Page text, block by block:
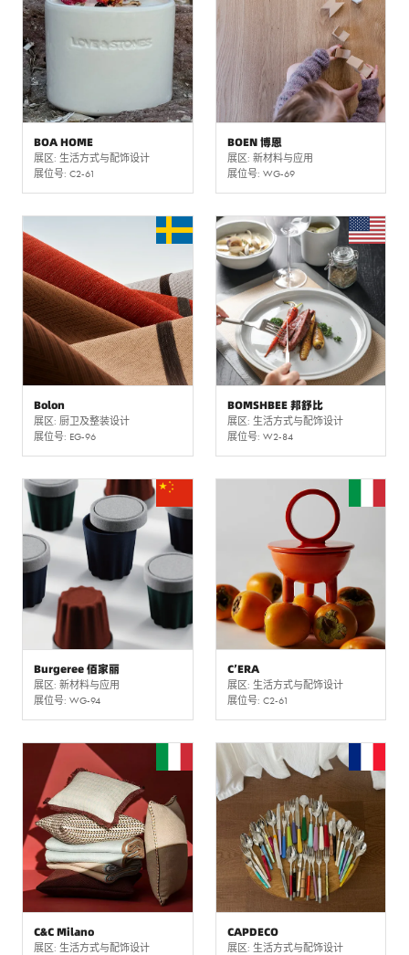
BOA HOME
展区: 生活方式与配饰设计
展位号: C2-61
BOEN 博恩
展区: 新材料与应用
展位号: WG-69
Bolon
展区: 厨卫及整装设计
展位号: EG-96
BOMSHBEE 邦舒比
展区: 生活方式与配饰设计
展位号: W2-84
Burgeree 佰家丽
展区: 新材料与应用
展位号: WG-94
C’ERA
展区: 生活方式与配饰设计
展位号: C2-61
C&C Milano
展区: 生活方式与配饰设计
CAPDECO
展区: 生活方式与配饰设计